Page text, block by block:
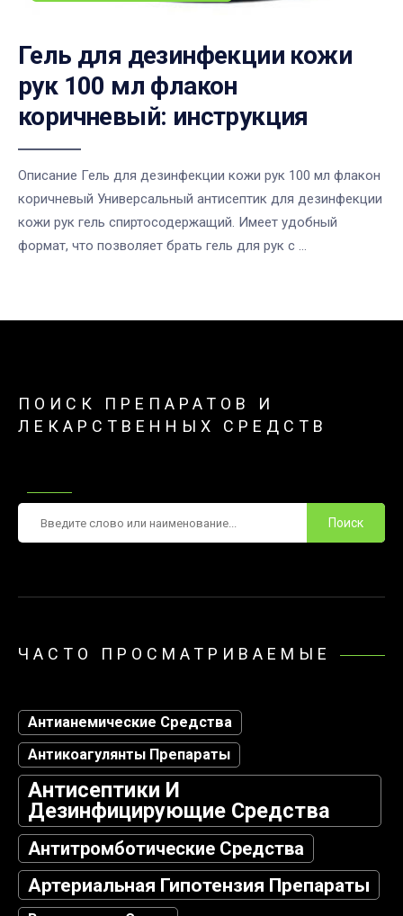
Гель для дезинфекции кожи
рук 100 мл флакон
коричневый: инструкция
Описание Гель для дезинфекции кожи рук 100 мл флакон
коричневый Универсальный антисептик для дезинфекции
кожи рук гель спиртосодержащий. Имеет удобный
формат, что позволяет брать гель для рук с ...
ПОИСК ПРЕПАРАТОВ И
ЛЕКАРСТВЕННЫХ СРЕДСТВ
ЧАСТО ПРОСМАТРИВАЕМЫЕ
Антианемические Средства
Антикоагулянты Препараты
Антисептики И
Дезинфицирующие Средства
Антитромботические Средства
Артериальная Гипотензия Препараты